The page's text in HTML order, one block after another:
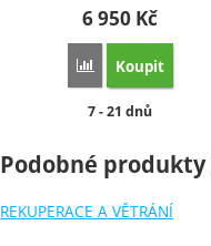
6 950 Kč
Porovnat
Koupit
Dostupnost:
7 - 21 dnů
Podobné
REKUPERACE A VĚTRÁNÍ